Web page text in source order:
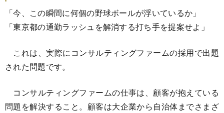
「今、この瞬間に何個の野球ボールが浮いているか」
「東京都の通勤ラッシュを解消する打ち手を提案せよ」
これは、実際にコンサルティングファームの採用で出題
された問題です。
コンサルティングファームの仕事は、顧客が抱えている
問題を解決すること。顧客は大企業から自治体までさまざ